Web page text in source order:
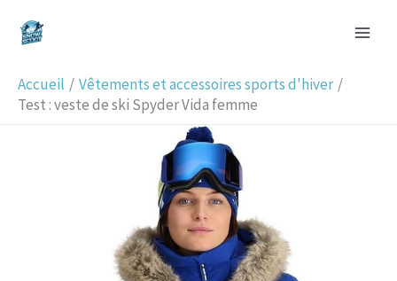
Accueil
Vêtements et accessoires sports d'hiver
Test : veste de ski Spyder Vida femme
e
c
h